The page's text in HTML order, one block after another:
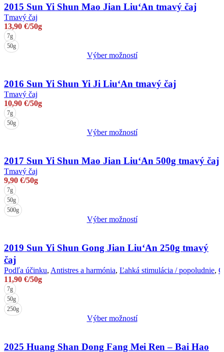
produktu.
má
viacero
variantov.
Možnosti
si
môžete
produktu.
2015 Sun Yi Shun Mao Jian Liu‘An tmavý čaj
Tmavý čaj
13,90 €/50g
7g
50g
Výber možností
má
viacero
variantov.
Možnosti
si
môžete
produktu.
2016 Sun Yi Shun Yi Ji Liu‘An tmavý čaj
Tmavý čaj
10,90 €/50g
7g
50g
Výber možností
má
viacero
variantov.
Možnosti
si
môžete
vybrať
2017 Sun Yi Shun Mao Jian Liu‘An 500g tmavý čaj
Tmavý čaj
9,90 €/50g
7g
50g
500g
Výber možností
má
viacero
variantov.
Možnosti
si
môžete
vybrať
na
stránke
2019 Sun Yi Shun Gong Jian Liu‘An 250g tmavý
čaj
Podľa účinku, Antistres a harmónia, Ľahká stimulácia / popoludnie,
11,90 €/50g
7g
50g
250g
Výber možností
má
2025 Huang Shan Dong Fang Mei Ren – Bai Hao